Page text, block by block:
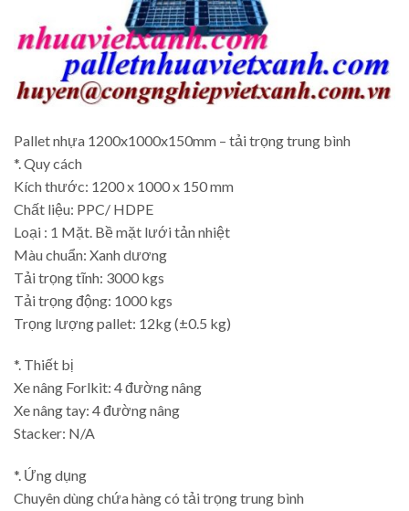
Pallet nhựa 1200x1000x150mm – tải trọng trung bình
*. Quy cách
Kích thước: 1200 x 1000 x 150 mm
Chất liệu: PPC/ HDPE
Loại : 1 Mặt. Bề mặt lưới tản nhiệt
Màu chuẩn: Xanh dương
Tải trọng tĩnh: 3000 kgs
Tải trọng động: 1000 kgs
Trọng lượng pallet: 12kg (±0.5 kg)
*. Thiết bị
Xe nâng Forlkit: 4 đường nâng
Xe nâng tay: 4 đường nâng
Stacker: N/A
*. Ứng dụng
Chuyên dùng chứa hàng có tải trọng trung bình